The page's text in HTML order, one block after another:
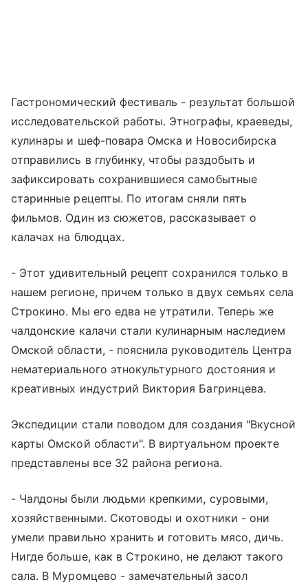
Гастрономический фестиваль - результат большой
исследовательской работы. Этнографы, краеведы,
кулинары и шеф-повара Омска и Новосибирска
отправились в глубинку, чтобы раздобыть и
зафиксировать сохранившиеся самобытные
старинные рецепты. По итогам сняли пять
фильмов. Один из сюжетов, рассказывает о
калачах на блюдцах.
- Этот удивительный рецепт сохранился только в
нашем регионе, причем только в двух семьях села
Строкино. Мы его едва не утратили. Теперь же
чалдонские калачи стали кулинарным наследием
Омской области, - пояснила руководитель Центра
нематериального этнокультурного достояния и
креативных индустрий Виктория Багринцева.
Экспедиции стали поводом для создания "Вкусной
карты Омской области". В виртуальном проекте
представлены все 32 района региона.
- Чалдоны были людьми крепкими, суровыми,
хозяйственными. Скотоводы и охотники - они
умели правильно хранить и готовить мясо, дичь.
Нигде больше, как в Строкино, не делают такого
сала. В Муромцево - замечательный засол